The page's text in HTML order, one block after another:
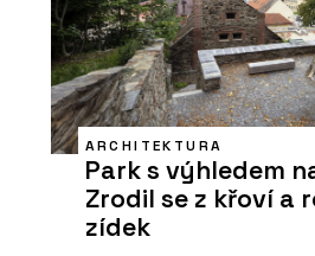
ARCHITEKTURA
Park s výhledem
Zrodil se z křoví a
zídek